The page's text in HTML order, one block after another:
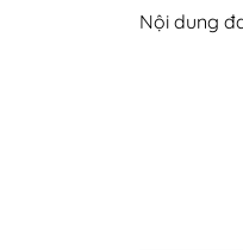
Nội dung